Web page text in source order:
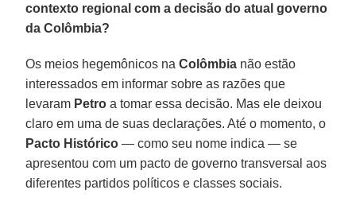
contexto regional com a decisão do atual governo
da Colômbia?
Os meios hegemônicos naColômbia não estão
interessados em informar sobre as razões que
levaram Petro a tomar essa decisão. Mas ele deixou
claro em uma de suas declarações. Até o momento, o
Pacto Histórico — como seu nome indica — se
apresentou com um pacto de governo transversal aos
diferentes partidos políticos e classes sociais.